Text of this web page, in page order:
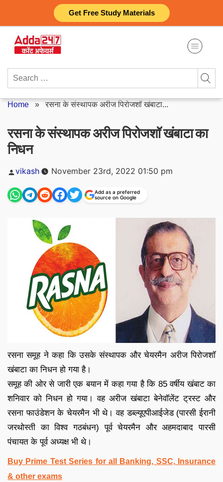
Get Free Study Materials
content
Search
Home »रसना के संस्थापक अरीज पिरोजशॉ खंबाटा...
रसना के संस्थापक अरीज पिरोजशॉ खंबाटा का
निधन
Posted
vikash November 23rd, 2022 01:50 pm
Add as a preferred
source on Google
रसना समूह ने कहा कि उसके संस्थापक और चेयरमैन अरीज पिरोजशॉ
खंबाटा का निधन हो गया है।
समूह की ओर से जारी एक बयान में कहा गया है कि 85 वर्षीय खंबाट का
शनिवार को निधन हो गया। वह अरीज खंबाटा बेनेवॉलेंट ट्रस्ट और
रसना फाउंडेशन के चेयरमैन भी थे। वह डब्ल्यूएपीआईजेड (पारसी ईरानी
जरथोस्ती का विश्व गठबंधन) पूर्व चेयरमैन और अहमदाबाद पारसी
पंचायत के पूर्व अध्यक्ष भी थे।
Buy Prime Test Series for all Banking, SSC, Insurance
& other exams